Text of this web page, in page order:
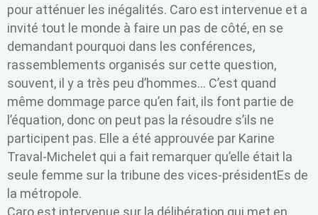
pour atténuer les inégalités. Caro est intervenue et a
invité tout le monde à faire un pas de côté, en se
demandant pourquoi dans les conférences,
rassemblements organisés sur cette question,
souvent, il y a très peu d’hommes… C’est quand
même dommage parce qu’en fait, ils font partie de
l’équation, donc on peut pas la résoudre s’ils ne
participent pas. Elle a été approuvée par Karine
Traval-Michelet qui a fait remarquer qu’elle était la
seule femme sur la tribune des vices-présidentEs de
la métropole.